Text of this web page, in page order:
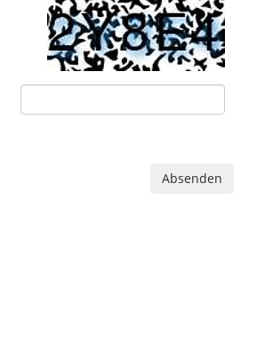
Absenden